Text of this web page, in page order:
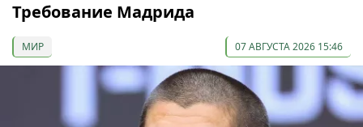
Требование Мадрида
МИР 07 АВГУСТА 2026 15:46